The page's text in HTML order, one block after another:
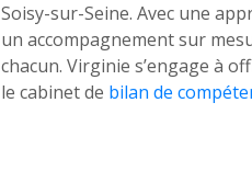
Soisy-sur-Seine. Avec une
un accompagnement sur
chacun. Virginie s’engage à
le cabinet de bilan de